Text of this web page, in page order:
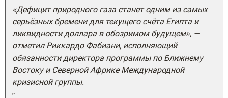
«Дефицит природного газа станет одним из самых
серьёзных бремени для текущего счёта Египта и
ликвидности доллара в обозримом будущем», —
отметил Риккардо Фабиани, исполняющий
обязанности директора программы по Ближнему
Востоку и Северной Африке Международной
кризисной группы.